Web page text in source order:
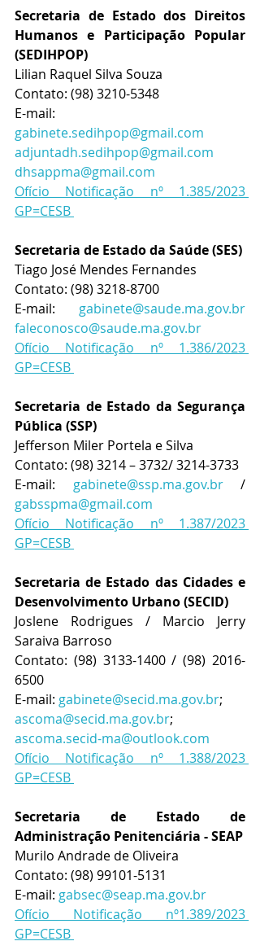
Secretaria de Estado dos Direitos
Humanos e Participação Popular
(SEDIHPOP)
Lilian Raquel Silva Souza
Contato: (98) 3210-5348
E-mail:
gabinete.sedihpop@gmail.com
adjuntadh.sedihpop@gmail.com
dhsappma@gmail.com
Ofício Notificação nº 1.385/2023
GP=CESB
Secretaria de Estado da Saúde (SES)
Tiago José Mendes Fernandes
Contato: (98) 3218-8700
E-mail: gabinete@saude.ma.gov.br
faleconosco@saude.ma.gov.br
Ofício Notificação nº 1.386/2023
GP=CESB
Secretaria de Estado da Segurança
Pública (SSP)
Jefferson Miler Portela e Silva
Contato: (98) 3214 – 3732/ 3214-3733
E-mail: gabinete@ssp.ma.gov.br
gabsspma@gmail.com
Ofício Notificação nº 1.387/2023
GP=CESB
Secretaria de Estado das Cidades e
Desenvolvimento Urbano (SECID)
Joslene Rodrigues / Marcio Jerry
Saraiva Barroso
Contato: (98) 3133-1400 / (98) 2016-
6500
E-mail: gabinete@secid.ma.gov.br;
ascoma@secid.ma.gov.br
ascoma.secid-ma@outlook.com
Ofício Notificação nº 1.388/2023
GP=CESB
Secretaria de Estado de
Administração Penitenciária - SEAP
Murilo Andrade de Oliveira
Contato: (98) 99101-5131
E-mail: gabsec@seap.ma.gov.br
Ofício Notificação nº1.389/2023
GP=CESB